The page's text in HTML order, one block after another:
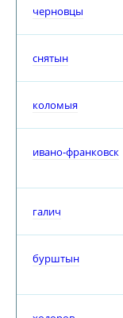
черновцы
снятын
коломыя
ивано-франковск
галич
бурштын